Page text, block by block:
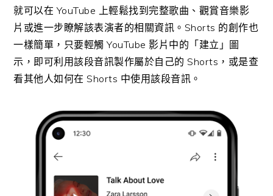
就可以在 YouTube 上輕鬆找到完整歌曲、觀賞音樂影
片或進一步瞭解該表演者的相關資訊。Shorts 的創作也
一樣簡單，只要輕觸 YouTube 影片中的「建立」圖
示，即可利用該段音訊製作屬於自己的 Shorts，或是查
看其他人如何在 Shorts 中使用該段音訊。